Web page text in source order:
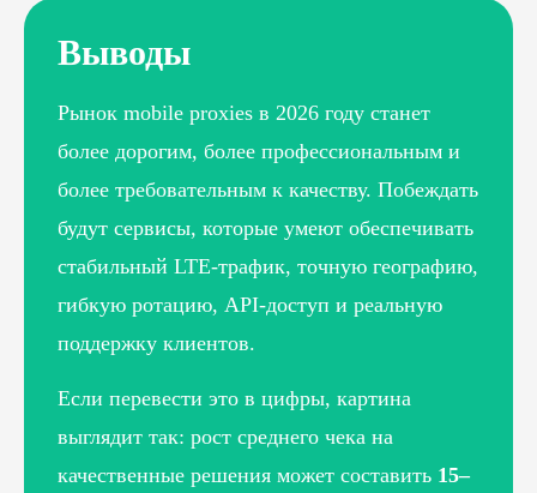
Выводы
Рынок mobile proxies в 2026 году станет
более дорогим, более профессиональным и
более требовательным к качеству. Побеждать
будут сервисы, которые умеют обеспечивать
стабильный LTE-трафик, точную географию,
гибкую ротацию, API-доступ и реальную
поддержку клиентов.
Если перевести это в цифры, картина
выглядит так: рост среднего чека на
качественные решения может составить 15–